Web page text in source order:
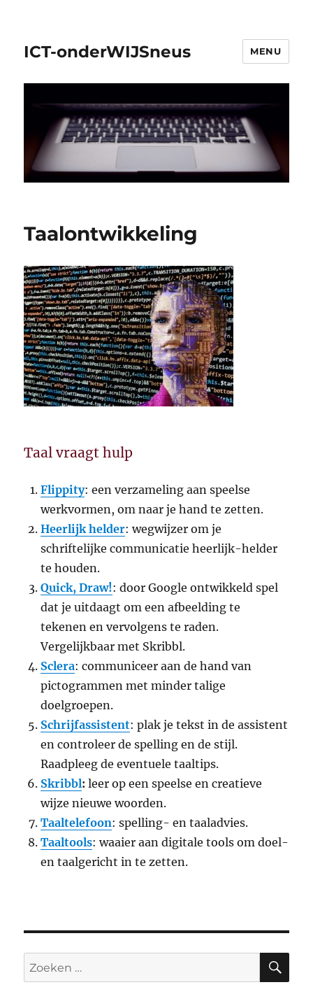
ICT-onderWIJSneus MENU
Taalontwikkeling
Taal vraagt hulp
Flippity: een verzameling aan speelse
werkvormen, om naar je hand te zetten.
Heerlijk helder: wegwijzer om je
schriftelijke communicatie heerlijk-helder
te houden.
Quick, Draw!: door Google ontwikkeld spel
dat je uitdaagt om een ​​afbeelding te
tekenen en vervolgens te raden.
Vergelijkbaar met Skribbl.
Sclera: communiceer aan de hand van
pictogrammen met minder talige
doelgroepen.
Schrijfassistent: plak je tekst in de assistent
en controleer de spelling en de stijl.
Raadpleeg de eventuele taaltips.
Skribbl: leer op een speelse en creatieve
wijze nieuwe woorden.
Taaltelefoon: spelling- en taaladvies.
Taaltools: waaier aan digitale tools om doel-
en taalgericht in te zetten.
Zoeken
naar: